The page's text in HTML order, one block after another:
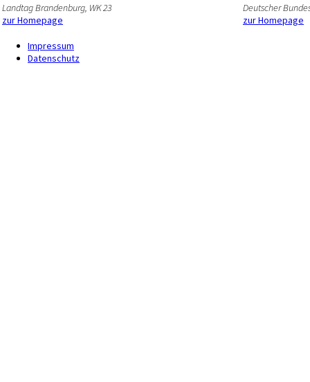
Landtag Brandenburg, WK 23
zur Homepage
Deutscher
zur Homepage
Impressum
Datenschutz